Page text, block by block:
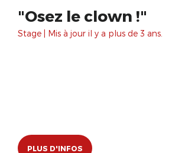
"Osez le clown !"
Stage | Mis à jour il y a plus de 3 ans.
PLUS D'INFOS